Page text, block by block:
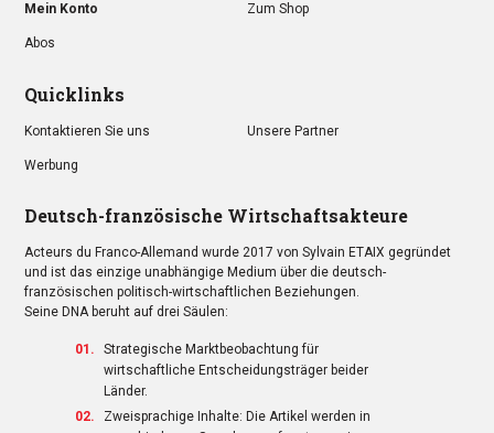
Mein Konto Zum Shop
Abos
Quicklinks
Kontaktieren Sie uns Unsere Partner
Werbung
Deutsch-französische Wirtschaftsakteure
Acteurs du Franco-Allemand wurde 2017 von Sylvain ETAIX gegründet
und ist das einzige unabhängige Medium über die deutsch-
französischen politisch-wirtschaftlichen Beziehungen.
Seine DNA beruht auf drei Säulen:
Strategische Marktbeobachtung für
wirtschaftliche Entscheidungsträger beider
Länder.
Zweisprachige Inhalte: Die Artikel werden in